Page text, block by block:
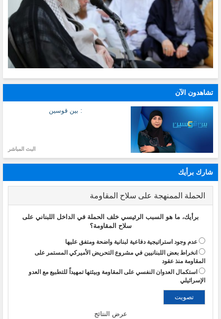
تشاهدون الآن
: بين قوسين
البث المباشر
شارك برأيك
الحملة الممنهجة على سلاح المقاومة
برأيك، ما هو السبب الرئيسي خلف الحملة في الداخل اللبناني على
سلاح المقاومة؟
عدم وجود استراتيجية دفاعية لبنانية واضحة ومتفق عليها
انخراط بعض اللبنانيين في مشروع التحريض الأميركي المستمر على
المقاومة منذ عقود
استكمال العدوان النفسي على المقاومة وبيئتها تمهيداً للتطبيع مع العدو
الإسرائيلي
عرض النتائج